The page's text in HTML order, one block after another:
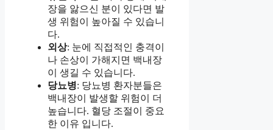
장을 앓으신 분이 있다면 발
생 위험이 높아질 수 있습니
다.
외상: 눈에 직접적인 충격이
나 손상이 가해지면 백내장
이 생길 수 있습니다.
당뇨병: 당뇨병 환자분들은
백내장이 발생할 위험이 더
높습니다. 혈당 조절이 중요
한 이유 입니다.